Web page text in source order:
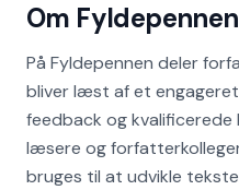
Om Fyldepennen
På Fyldepennen deler
bliver læst af et
feedback og
læsere og
bruges til at udvikle